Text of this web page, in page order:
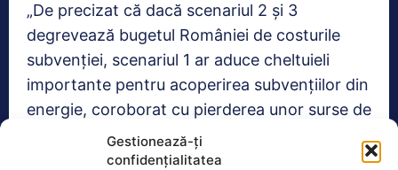
Gestionează-ți
confidențialitatea
„De precizat că dacă scenariul 2 şi 3
degrevează bugetul României de costurile
subvenţiei, scenariul 1 ar aduce cheltuieli
importante pentru acoperirea subvenţiilor din
energie, coroborat cu pierderea unor surse de
finanţare europeană şi care se vor materializa
în noi creşteri de taxe şi impozite, care îi vor